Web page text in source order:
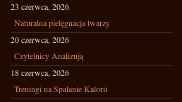
23 czerwca, 2026
Naturalna pielęgnacja twarzy
20 czerwca, 2026
Czytelnicy Analizują
18 czerwca, 2026
Treningi na Spalanie Kalorii